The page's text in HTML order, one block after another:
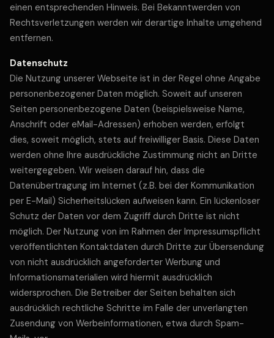
einen entsprechenden Hinweis. Bei Bekanntwerden von
Rechtsverletzungen werden wir derartige Inhalte umgehend
entfernen.
Datenschutz
Die Nutzung unserer Webseite ist in der Regel ohne Angabe
personenbezogener Daten möglich. Soweit auf unseren
Seiten personenbezogene Daten (beispielsweise Name,
Anschrift oder eMail-Adressen) erhoben werden, erfolgt
dies, soweit möglich, stets auf freiwilliger Basis. Diese Daten
werden ohne Ihre ausdrückliche Zustimmung nicht an Dritte
weitergegeben. Wir weisen darauf hin, dass die
Datenübertragung im Internet (z.B. bei der Kommunikation
per E-Mail) Sicherheitslücken aufweisen kann. Ein lückenloser
Schutz der Daten vor dem Zugriff durch Dritte ist nicht
möglich. Der Nutzung von im Rahmen der Impressumspflicht
veröffentlichten Kontaktdaten durch Dritte zur Übersendung
von nicht ausdrücklich angeforderter Werbung und
Informationsmaterialien wird hiermit ausdrücklich
widersprochen. Die Betreiber der Seiten behalten sich
ausdrücklich rechtliche Schritte im Falle der unverlangten
Zusendung von Werbeinformationen, etwa durch Spam-